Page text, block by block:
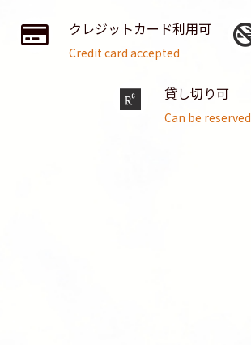
クレジットカード利用可
Credit card accepted
貸し切り可
Can be reserved